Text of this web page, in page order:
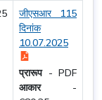
जीएसआर 115
दिनांक
10.07.2025
प्रारूप- PDF
आकार -